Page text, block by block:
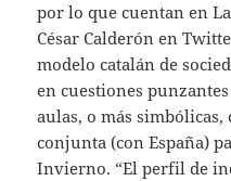
por lo que cuentan en
César Calderón en
modelo catalán de
en cuestiones
aulas, o más
conjunta (con España)
Invierno. “El perfil de